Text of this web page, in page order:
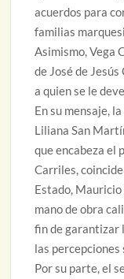
acuerdos para
familias
Asimismo, Vega
de José de
a quien se le
En su mensaje,
Liliana San
que encabeza el
Carriles,
Estado,
mano de obra
fin de garantizar
las percepciones
Por su parte, el